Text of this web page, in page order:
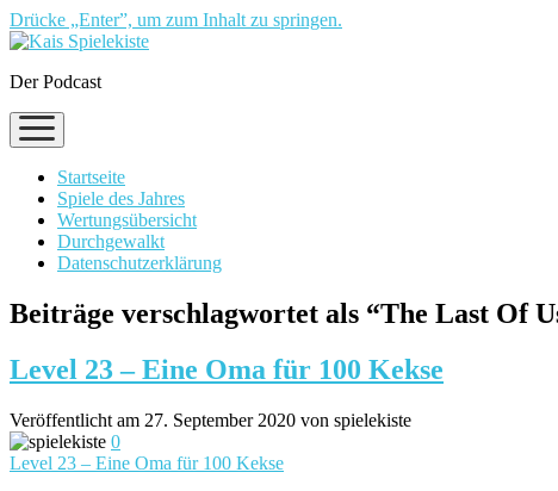
Drücke „Enter”, um zum Inhalt zu springen.
Der Podcast
Menü
öffnen
Startseite
Spiele des Jahres
Wertungsübersicht
Durchgewalkt
Datenschutzerklärung
Beiträge verschlagwortet als “The Last Of
Level 23 – Eine Oma für 100 Kekse
Veröffentlicht am 27. September 2020 von spielekiste
0
Level 23 – Eine Oma für 100 Kekse